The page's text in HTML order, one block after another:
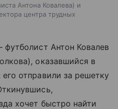
Антона Ковалева) и
центра трудных
футболист Антон Ковалев
оказавшийся в
отправили за решетку
хочет быстро найти